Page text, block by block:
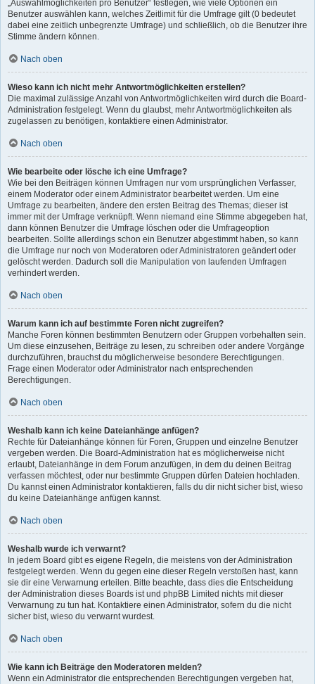
„Auswahlmöglichkeiten pro Benutzer“ festlegen, wie viele Optionen ein
Benutzer auswählen kann, welches Zeitlimit für die Umfrage gilt (0 bedeutet
dabei eine zeitlich unbegrenzte Umfrage) und schließlich, ob die Benutzer ihre
Stimme ändern können.
Nach oben
Wieso kann ich nicht mehr Antwortmöglichkeiten erstellen?
Die maximal zulässige Anzahl von Antwortmöglichkeiten wird durch die Board-
Administration festgelegt. Wenn du glaubst, mehr Antwortmöglichkeiten als
zugelassen zu benötigen, kontaktiere einen Administrator.
Nach oben
Wie bearbeite oder lösche ich eine Umfrage?
Wie bei den Beiträgen können Umfragen nur vom ursprünglichen Verfasser,
einem Moderator oder einem Administrator bearbeitet werden. Um eine
Umfrage zu bearbeiten, ändere den ersten Beitrag des Themas; dieser ist
immer mit der Umfrage verknüpft. Wenn niemand eine Stimme abgegeben hat,
dann können Benutzer die Umfrage löschen oder die Umfrageoption
bearbeiten. Sollte allerdings schon ein Benutzer abgestimmt haben, so kann
die Umfrage nur noch von Moderatoren oder Administratoren geändert oder
gelöscht werden. Dadurch soll die Manipulation von laufenden Umfragen
verhindert werden.
Nach oben
Warum kann ich auf bestimmte Foren nicht zugreifen?
Manche Foren können bestimmten Benutzern oder Gruppen vorbehalten sein.
Um diese einzusehen, Beiträge zu lesen, zu schreiben oder andere Vorgänge
durchzuführen, brauchst du möglicherweise besondere Berechtigungen.
Frage einen Moderator oder Administrator nach entsprechenden
Berechtigungen.
Nach oben
Weshalb kann ich keine Dateianhänge anfügen?
Rechte für Dateianhänge können für Foren, Gruppen und einzelne Benutzer
vergeben werden. Die Board-Administration hat es möglicherweise nicht
erlaubt, Dateianhänge in dem Forum anzufügen, in dem du deinen Beitrag
verfassen möchtest, oder nur bestimmte Gruppen dürfen Dateien hochladen.
Du kannst einen Administrator kontaktieren, falls du dir nicht sicher bist, wieso
du keine Dateianhänge anfügen kannst.
Nach oben
Weshalb wurde ich verwarnt?
In jedem Board gibt es eigene Regeln, die meistens von der Administration
festgelegt werden. Wenn du gegen eine dieser Regeln verstoßen hast, kann
sie dir eine Verwarnung erteilen. Bitte beachte, dass dies die Entscheidung
der Administration dieses Boards ist und phpBB Limited nichts mit dieser
Verwarnung zu tun hat. Kontaktiere einen Administrator, sofern du die nicht
sicher bist, wieso du verwarnt wurdest.
Nach oben
Wie kann ich Beiträge den Moderatoren melden?
Wenn ein Administrator die entsprechenden Berechtigungen vergeben hat,